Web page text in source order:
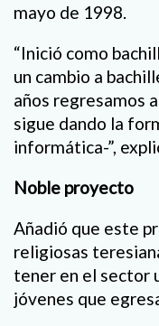
mayo de 1998.
“Inició como
un cambio a
años regresamos
sigue dando la
informática-”,
Noble proyecto
Añadió que este
religiosas
tener en el sector
jóvenes que